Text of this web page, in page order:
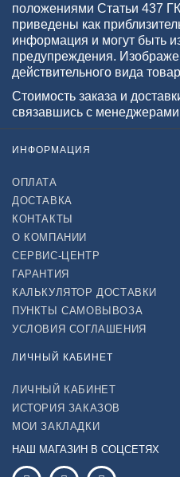
положениями Статьи 437
приведены как
информация и могут быть
предупреждения.
действительного вида
Стоимость заказа и
связавшись с
ИНФОРМАЦИЯ
ОПЛАТА
ДОСТАВКА
КОНТАКТЫ
О КОМПАНИИ
СЕРВИС-ЦЕНТР
ГАРАНТИЯ
КАЛЬКУЛЯТОР ДОСТАВКИ
ПУНКТЫ САМОВЫВОЗА
УСЛОВИЯ СОГЛАШЕНИЯ
ЛИЧНЫЙ КАБИНЕТ
ЛИЧНЫЙ КАБИНЕТ
ИСТОРИЯ ЗАКАЗОВ
МОИ ЗАКЛАДКИ
НАШ МАГАЗИН В СОЦСЕТЯХ